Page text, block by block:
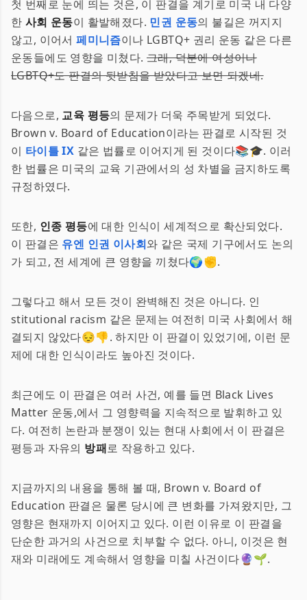
첫 번째로 눈에 띄는 것은, 이 판결을 계기로 미국 내 다양
한 사회 운동이 활발해졌다. 민권 운동의 불길은 꺼지지
않고, 이어서페미니즘이나 LGBTQ+ 권리 운동 같은 다른
운동들에도 영향을 미쳤다. 그래, 덕분에 여성이나
LGBTQ+도 판결의 뒷받침을 받았다고 보면 되겠네.
다음으로, 교육 평등의 문제가 더욱 주목받게 되었다.
Brown v. Board of Education이라는 판결로 시작된 것
이 타이틀 IX 같은 법률로 이어지게 된 것이다📚🎓. 이러
한 법률은 미국의 교육 기관에서의 성 차별을 금지하도록
규정하였다.
또한, 인종 평등에 대한 인식이 세계적으로 확산되었다.
이 판결은 유엔 인권 이사회와 같은 국제 기구에서도 논의
가 되고, 전 세계에 큰 영향을 끼쳤다🌍✊.
그렇다고 해서 모든 것이 완벽해진 것은 아니다. 인
stitutional racism 같은 문제는 여전히 미국 사회에서 해
결되지 않았다😔👎. 하지만 이 판결이 있었기에, 이런 문
제에 대한 인식이라도 높아진 것이다.
최근에도 이 판결은 여러 사건, 예를 들면 Black Lives
Matter 운동,에서 그 영향력을 지속적으로 발휘하고 있
다. 여전히 논란과 분쟁이 있는 현대 사회에서 이 판결은
평등과 자유의 방패로 작용하고 있다.
지금까지의 내용을 통해 볼 때, Brown v. Board of
Education 판결은 물론 당시에 큰 변화를 가져왔지만, 그
영향은 현재까지 이어지고 있다. 이런 이유로 이 판결을
단순한 과거의 사건으로 치부할 수 없다. 아니, 이것은 현
재와 미래에도 계속해서 영향을 미칠 사건이다🔮🌱.